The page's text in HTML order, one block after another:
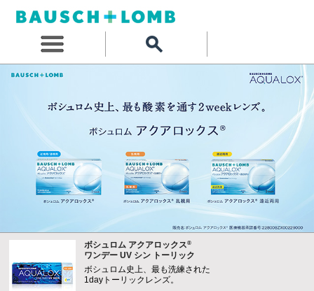
ボシュロム アクアロックス®
ワンデー UV シン トーリック
ボシュロム史上、最も洗練された
1dayトーリックレンズ。